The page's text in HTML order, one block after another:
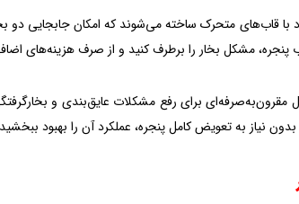
با قاب‌های متحرک ساخته‌ می‌شوند که امکان جابجایی
پنجره، مشکل بخار را برطرف کنید و از صرف هزینه‌های
مقرون‌به‌صرفه‌ای برای رفع مشکلات عایق‌بندی و
نیاز به تعویض کامل پنجره، عملکرد آن را بهبود